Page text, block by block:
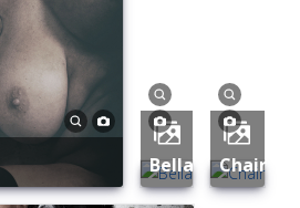
Bella Chair